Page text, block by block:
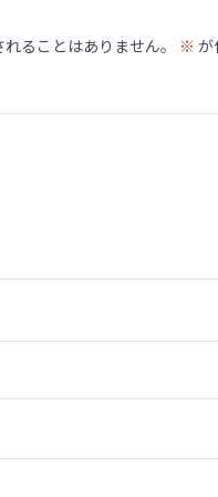
ることはありません。 ※ が